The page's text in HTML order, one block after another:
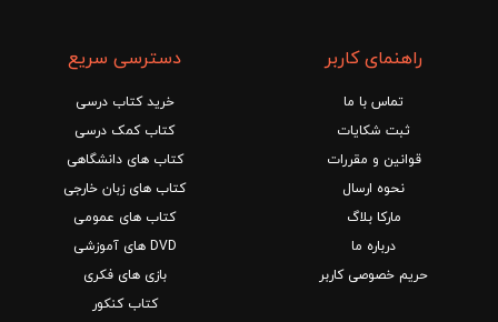
راهنمای کاربر
تماس با ما
ثبت شکایات
قوانین و مقررات
نحوه ارسال
مارکا بلاگ
درباره ما
حریم خصوصی کاربر
دسترسی سریع
خرید کتاب درسی
کتاب کمک درسی
کتاب های دانشگاهی
کتاب های زبان خارجی
کتاب های عمومی
DVD های آموزشی
بازی های فکری
کتاب کنکور